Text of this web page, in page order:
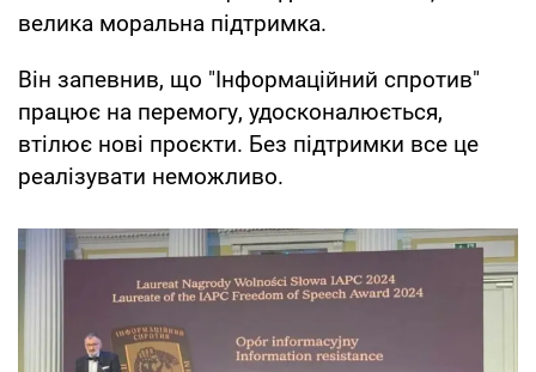
велика моральна підтримка.
Він запевнив, що "Інформаційний спротив"
працює на перемогу, удосконалюється,
втілює нові проєкти. Без підтримки все це
реалізувати неможливо.